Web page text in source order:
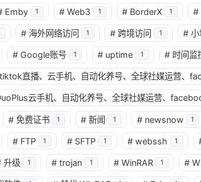
Emby 1 # Web3 1 # BorderX 1 #
# 海外网络访问 1 # 跨境访问 1 # 小
# Google账号 1 # uptime 1 # 时间监
直播、云手机、自动化养号、全球社媒运营、
云手机、自动化养号、全球社媒运营、
# 免费证书 1 # 新闻 1 # newsnow 1
# FTP 1 # SFTP 1 # webssh 1
升级 1 # trojan 1 # WinRAR 1 #